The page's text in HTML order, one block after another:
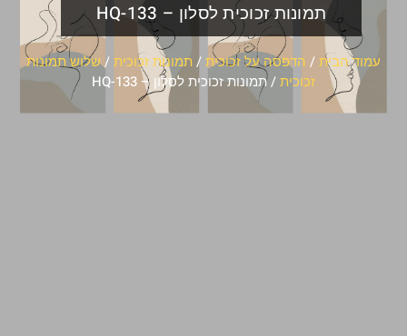
תמונות זכוכית לסלון – HQ-133
עמוד הבית/ הדפסה על זכוכית/ תמונות זכוכית/שלוש תמונות
זכוכית/ תמונות זכוכית לסלון – HQ-133